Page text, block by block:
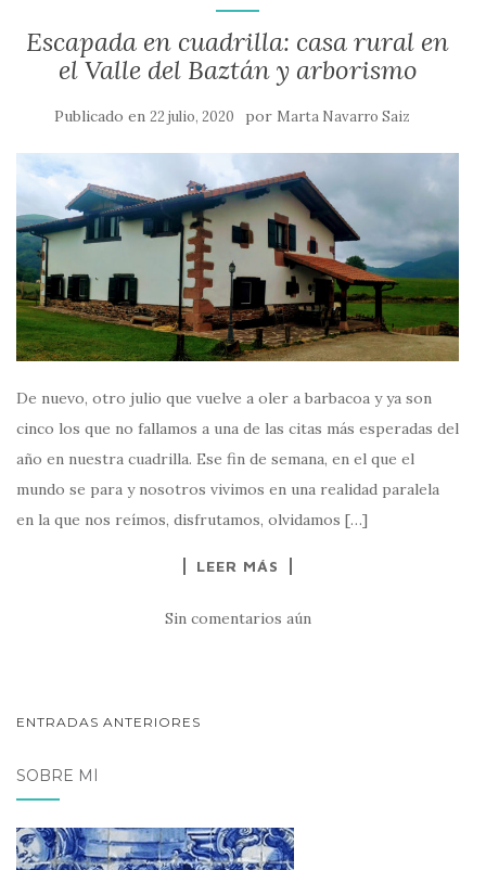
Escapada en cuadrilla: casa rural en
el Valle del Baztán y arborismo
Publicado en 22 julio, 2020 por Marta Navarro Saiz
De nuevo, otro julio que vuelve a oler a barbacoa y ya son
cinco los que no fallamos a una de las citas más esperadas del
año en nuestra cuadrilla. Ese fin de semana, en el que el
mundo se para y nosotros vivimos en una realidad paralela
en la que nos reímos, disfrutamos, olvidamos […]
LEER MÁS
Sin comentarios aún
NAVEGACIÓN
POSTS
ENTRADAS ANTERIORES
SOBRE MÍ